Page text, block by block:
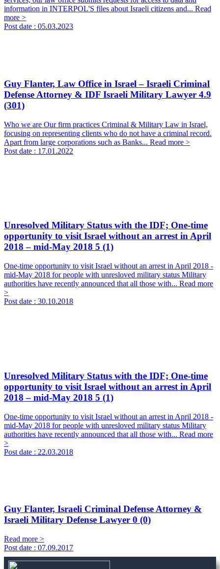
information in INTERPOL'S files about Israeli citizens and... Read
more >
Post date : 05.03.2023
Guy Flanter, Law Office in Israel – Israeli Criminal
Defense Attorney & IDF Israeli Military Lawyer 4.9
(301)
Who we are Our firm practices Criminal & Military Law in Israel,
focusing on representing clients who do not have a criminal record.
Apart from large corporations such as Banks... Read more >
Post date : 17.01.2022
Unresolved Military Status with the IDF; One-time
opportunity to visit Israel without an arrest in April
2018 – mid-May 2018 5 (1)
One-time opportunity to visit Israel without an arrest in April 2018 -
mid-May 2018 for people with unresloved military status Military
authorities have recently announced that all those with... Read more
>
Post date : 30.10.2018
Unresolved Military Status with the IDF; One-time
opportunity to visit Israel without an arrest in April
2018 – mid-May 2018 5 (1)
One-time opportunity to visit Israel without an arrest in April 2018 -
mid-May 2018 for people with unresloved military status Military
authorities have recently announced that all those with... Read more
>
Post date : 22.03.2018
Guy Flanter, Israeli Criminal Defense Attorney &
Israeli Military Defense Lawyer 0 (0)
Read more >
Post date : 07.09.2017